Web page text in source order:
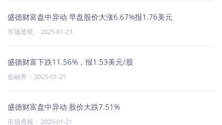
盛德财富盘中异动 早盘股价大涨6.67%报1.76美元
市场透视 · 2025-01-23
盛德财富下跌11.56%，报1.53美元/股
金融界 · 2025-01-21
盛德财富盘中异动 股价大跌7.51%
市场透视 · 2025-01-21